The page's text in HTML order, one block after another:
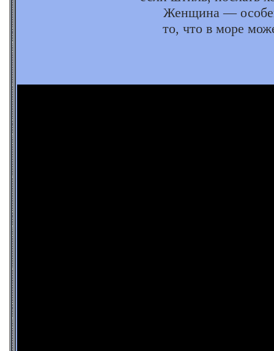
Женщина —
то, что в море